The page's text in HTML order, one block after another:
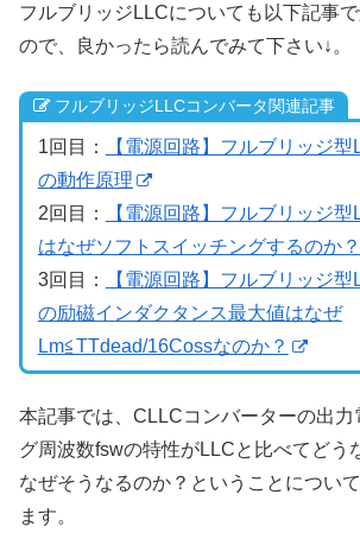
フルブリッジLLCについても以下記事
ので、良かったら読んでみて下さい↓。
フルブリッジLLCコンバータ関連記事
1回目：
【電源回路】フルブリッジ
の動作原理
2回目：
【電源回路】フルブリッジ
はなぜソフトスイッチングするのか？
3回目：
【電源回路】フルブリッジ
の励磁インダクタンス最大値はなぜ
Lm≦TTdead/16Cossなのか？
本記事では、CLLCコンバーターの出
グ周波数fswの特性がLLCと比べてどう
なぜそうなるのか？ということについ
ます。